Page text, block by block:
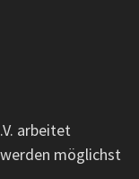
arbeitet
möglichst